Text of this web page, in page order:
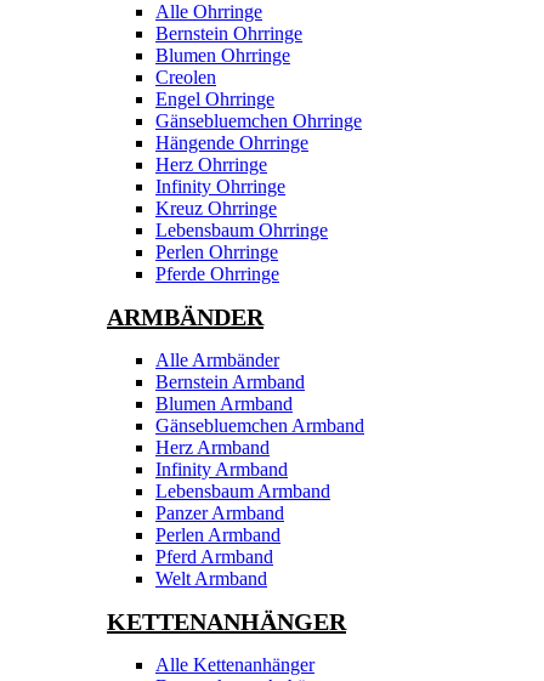
Alle Ohrringe
Bernstein Ohrringe
Blumen Ohrringe
Creolen
Engel Ohrringe
Gänsebluemchen Ohrringe
Hängende Ohrringe
Herz Ohrringe
Infinity Ohrringe
Kreuz Ohrringe
Lebensbaum Ohrringe
Perlen Ohrringe
Pferde Ohrringe
ARMBÄNDER
Alle Armbänder
Bernstein Armband
Blumen Armband
Gänsebluemchen Armband
Herz Armband
Infinity Armband
Lebensbaum Armband
Panzer Armband
Perlen Armband
Pferd Armband
Welt Armband
KETTENANHÄNGER
Alle Kettenanhänger